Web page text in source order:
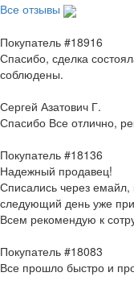
Все отзывы
Покупатель #18916
Спасибо, сделка
соблюдены.
Сергей Азатович Г.
Спасибо Все отлично,
Покупатель #18136
Надежный продавец!
Списались через
следующий день уже
Всем рекомендую к
Покупатель #18083
Все прошло быстро и